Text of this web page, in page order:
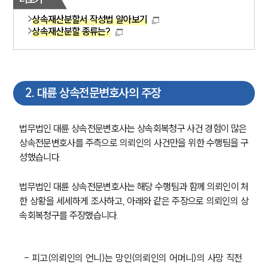
상속재산분할서 작성법 알아보기
상속재산분할 종류는?
2. 대륜 상속전문변호사의 주장
법무법인 대륜 상속전문변호사는 상속회복청구 사건 경험이 많은
상속전문변호사를 주측으로 의뢰인의 사건만을 위한 수행팀을 구
성했습니다.
법무법인 대륜 상속전문변호사는 해당 수행팀과 함께 의뢰인이 처
한 상황을 세세하게 조사하고, 아래와 같은 주장으로 의뢰인의 상
속회복청구를 주장했습니다.
- 피고(의뢰인의 언니)는 망인(의뢰인의 어머니)의 사망 직전